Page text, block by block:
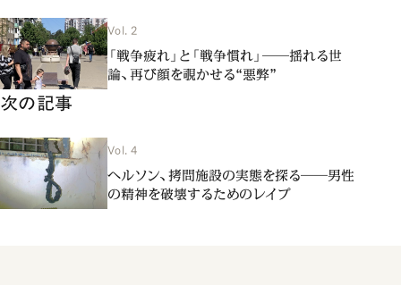
Vol. 2
「戦争疲れ」と「戦争慣れ」――揺れる世
論、再び顔を覗かせる“悪弊”
次の記事
Vol. 4
ヘルソン、拷問施設の実態を探る――男性
の精神を破壊するためのレイプ